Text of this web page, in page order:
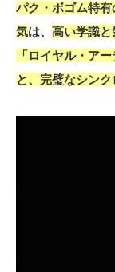
パク・ボゴム特
気は、 高い学識
「ロイヤル・ア
と、完璧なシン